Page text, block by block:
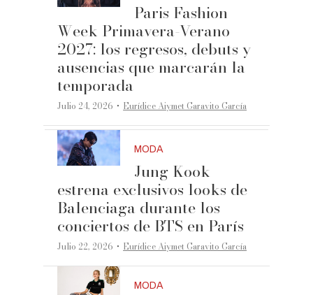
Paris Fashion
Week Primavera-Verano
2027: los regresos, debuts y
ausencias que marcarán la
temporada
Julio 24, 2026 ·Eurídice Aiymet Garavito García
MODA
Jung Kook
estrena exclusivos looks de
Balenciaga durante los
conciertos de BTS en París
Julio 22, 2026 ·Eurídice Aiymet Garavito García
MODA